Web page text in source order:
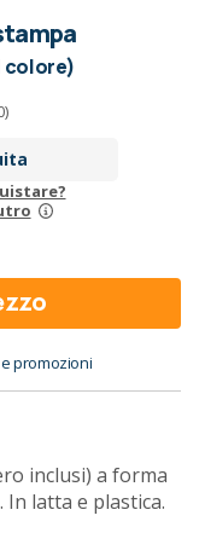
colore)
promozioni
inclusi) a forma
latta e plastica.